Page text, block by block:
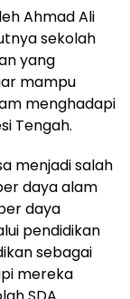
Ahmad Ali
sekolah
yang
mampu
menghadapi
Tengah.
menjadi salah
daya alam
daya
pendidikan
sebagai
mereka